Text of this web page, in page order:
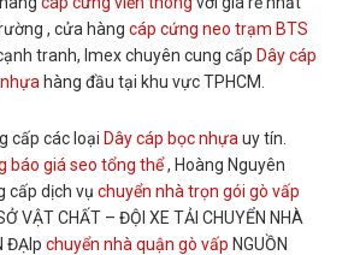
, cửa hàngcáp cứng neo trạm BTS
tranh, Imex chuyên cung cấp Dây cáp
hàng đầu tại khu vực TPHCM.
cấp các loạiDây cáp bọc nhựa uy tín.
báo giá seo tổng thể, Hoàng Nguyên
cấp dịch vụchuyển nhà trọn gói gò vấp
VẬT CHẤT – ĐỘI XE TẢI CHUYỂN NHÀ
ĐẠIpchuyển nhà quận gò vấp NGUỒN